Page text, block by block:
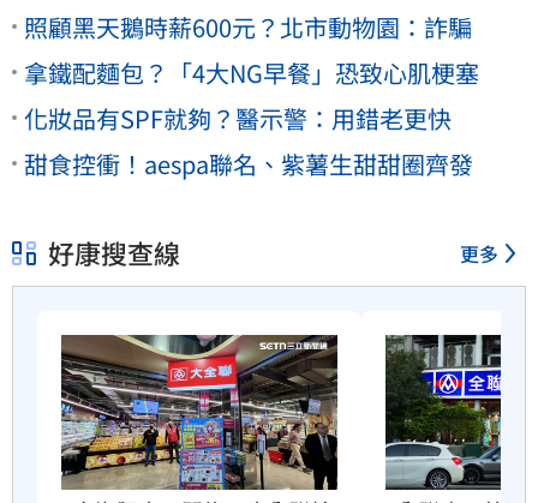
照顧黑天鵝時薪600元？北市動物園：詐騙
拿鐵配麵包？「4大NG早餐」恐致心肌梗塞
化妝品有SPF就夠？醫示警：用錯老更快
甜食控衝！aespa聯名、紫薯生甜甜圈齊發
好康搜查線 更多